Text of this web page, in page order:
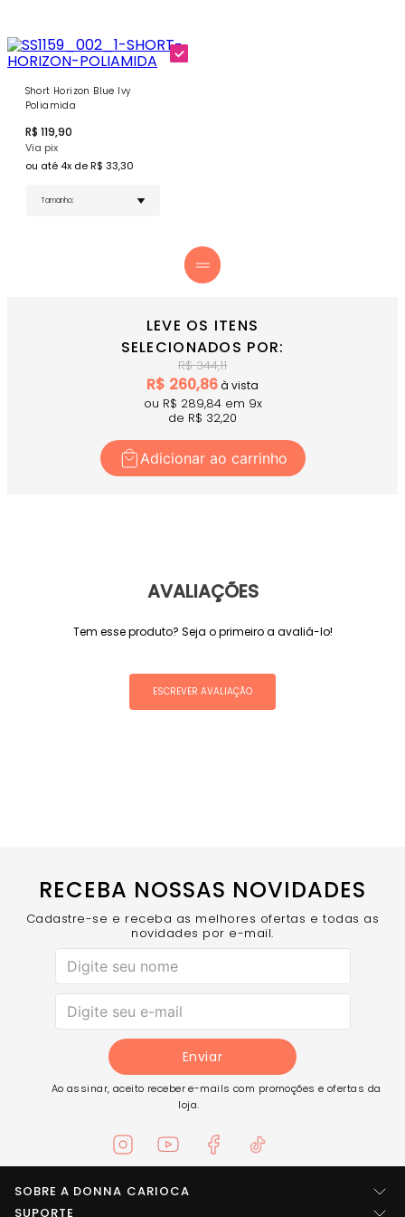
Short Horizon Blue Ivy
Poliamida
R$ 119,90
Via pix
ou até 4x de R$ 33,30
LEVE OS ITENS
SELECIONADOS POR:
R$344,11
R$ 260,86à vista
ou R$ 289,84em 9x
de R$ 32,20
Adicionar ao carrinho
AVALIAÇÕES
Tem esse produto? Seja o primeiro a avaliá-lo!
ESCREVER AVALIAÇÃO
RECEBA NOSSAS NOVIDADES
Cadastre-se e receba as melhores ofertas e todas as
novidades por e-mail.
Enviar
Ao assinar, aceito receber e-mails com promoções e ofertas da
loja.
SOBRE A DONNA CARIOCA
Quem somos
SUPORTE